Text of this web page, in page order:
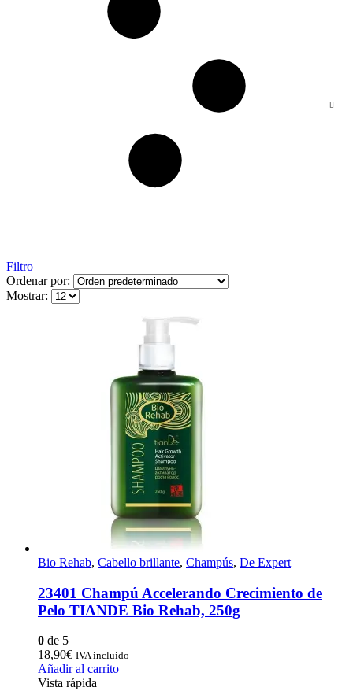
Filtro
Ordenar por:
Mostrar:
Bio Rehab, Cabello brillante, Champús, De Expert
23401 Champú Accelerando Crecimiento de
Pelo TIANDE Bio Rehab, 250g
0 de 5
18,90€ IVA incluido
Añadir al carrito
Vista rápida